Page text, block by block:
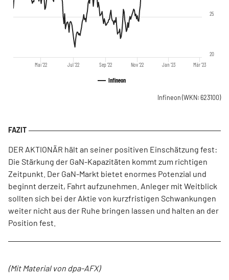
Infineon
Mai '22 Jul '22 Sep '22 Nov '22 Jan '23 Mär '23
20
25
Infineon (WKN: 623100)
DER AKTIONÄR hält an seiner positiven Einschätzung fest:
Die Stärkung der GaN-Kapazitäten kommt zum richtigen
Zeitpunkt. Der GaN-Markt bietet enormes Potenzial und
beginnt derzeit, Fahrt aufzunehmen. Anleger mit Weitblick
sollten sich bei der Aktie von kurzfristigen Schwankungen
weiter nicht aus der Ruhe bringen lassen und halten an der
Position fest.
(Mit Material von dpa-AFX)